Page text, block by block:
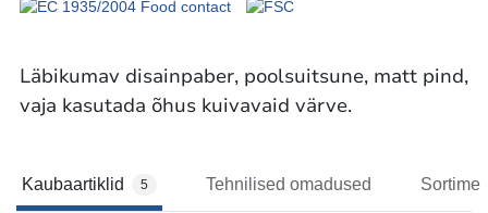
Läbikumav disainpaber, poolsuitsune, matt pind,
vaja kasutada õhus kuivavaid värve.
Kaubaartiklid 5 Tehnilised omadused